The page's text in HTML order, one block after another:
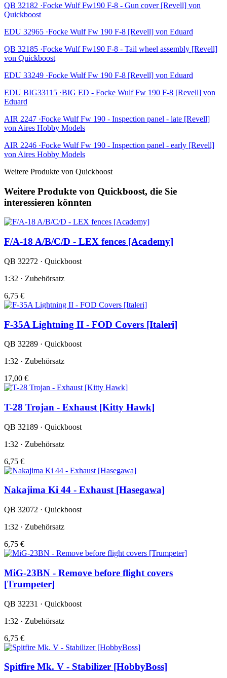
QB 32182 ·Focke Wulf Fw190 F-8 - Gun cover [Revell] von
Quickboost
EDU 32965 ·Focke Wulf Fw 190 F-8 [Revell] von Eduard
QB 32185 ·Focke Wulf Fw190 F-8 - Tail wheel assembly [Revell]
von Quickboost
EDU 33249 ·Focke Wulf Fw 190 F-8 [Revell] von Eduard
EDU BIG33115 ·BIG ED - Focke Wulf Fw 190 F-8 [Revell] von
Eduard
AIR 2247 ·Focke Wulf Fw 190 - Inspection panel - late [Revell]
von Aires Hobby Models
AIR 2246 ·Focke Wulf Fw 190 - Inspection panel - early [Revell]
von Aires Hobby Models
Weitere Produkte von Quickboost
Weitere Produkte von Quickboost, die Sie
interessieren könnten
F/A-18 A/B/C/D - LEX fences [Academy]
QB 32272 · Quickboost
1:32 · Zubehörsatz
6,75 €
F-35A Lightning II - FOD Covers [Italeri]
QB 32289 · Quickboost
1:32 · Zubehörsatz
17,00 €
T-28 Trojan - Exhaust [Kitty Hawk]
QB 32189 · Quickboost
1:32 · Zubehörsatz
6,75 €
Nakajima Ki 44 - Exhaust [Hasegawa]
QB 32072 · Quickboost
1:32 · Zubehörsatz
6,75 €
MiG-23BN - Remove before flight covers
[Trumpeter]
QB 32231 · Quickboost
1:32 · Zubehörsatz
6,75 €
Spitfire Mk. V - Stabilizer [HobbyBoss]